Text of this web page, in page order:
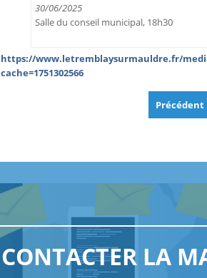
30/06/2025
Salle du conseil municipal, 18h30
https://www.letremblaysurmauldre.fr/media/
cache=1751302566
Précédent
CONTACTER LA